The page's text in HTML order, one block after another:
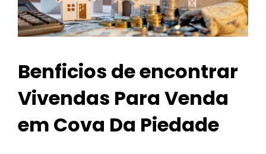
Benficios de encontrar
Vivendas Para Venda
em Cova Da Piedade